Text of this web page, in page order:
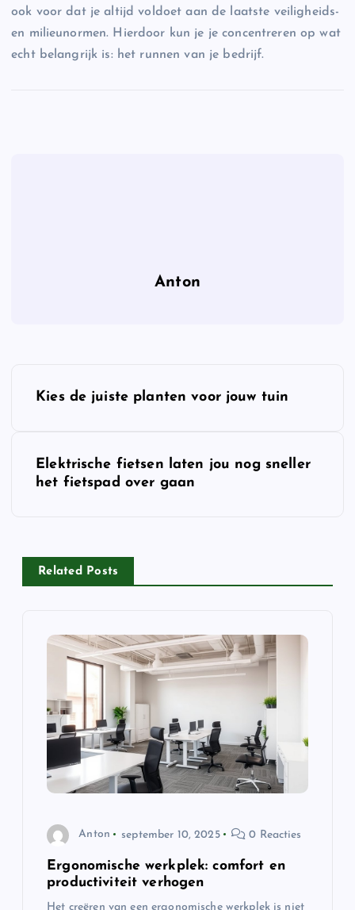
ook voor dat je altijd voldoet aan de laatste veiligheids-
en milieunormen. Hierdoor kun je je concentreren op wat
echt belangrijk is: het runnen van je bedrijf.
Anton
Kies de juiste planten voor jouw tuin
Elektrische fietsen laten jou nog sneller
het fietspad over gaan
Related Posts
Anton september 10, 2025 0 Reacties
Ergonomische werkplek: comfort en
productiviteit verhogen
Het creëren van een ergonomische werkplek is niet